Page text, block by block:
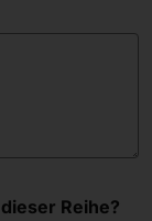
Reihe?